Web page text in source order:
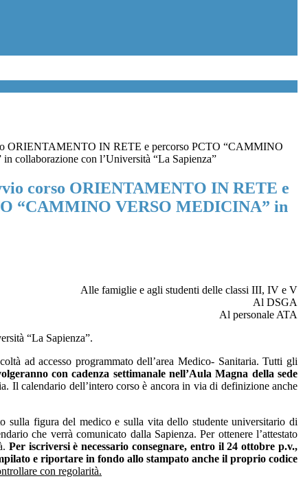
ORIENTAMENTO IN RETE e percorso PCTO “CAMMINO
collaborazione con l’Università “La Sapienza”
corso ORIENTAMENTO IN RETE e
“CAMMINO VERSO MEDICINA” in
Alle famiglie e agli studenti delle classi III, IV e V
Al DSGA
Al personale ATA
“La Sapienza”.
ad accesso programmato dell’area Medico- Sanitaria. Tutti gli
con cadenza settimanale nell’Aula Magna della sede
Il calendario dell’intero corso è ancora in via di definizione anche
sulla figura del medico e sulla vita dello studente universitario di
che verrà comunicato dalla Sapienza. Per ottenere l’attestato
Per iscriversi è necessario consegnare, entro il 24 ottobre p.v.,
e riportare in fondo allo stampato anche il proprio codice
con regolarità.